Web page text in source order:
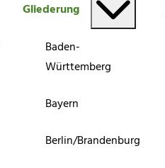
Gliederung
Baden-
Württemberg
Bayern
Berlin/Brandenburg